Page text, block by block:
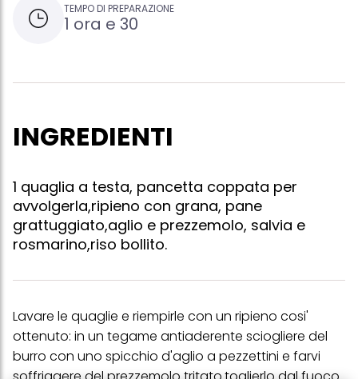
TEMPO DI PREPARAZIONE
1 ora e 30
INGREDIENTI
1 quaglia a testa, pancetta coppata per
avvolgerla,ripieno con grana, pane
grattuggiato,aglio e prezzemolo, salvia e
rosmarino,riso bollito.
Lavare le quaglie e riempirle con un ripieno cosi'
ottenuto: in un tegame antiaderente sciogliere del
burro con uno spicchio d'aglio a pezzettini e farvi